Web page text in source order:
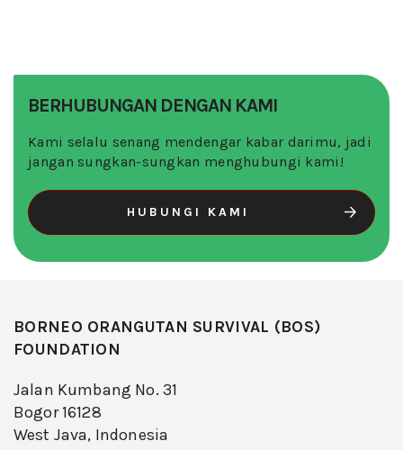
BERHUBUNGAN DENGAN KAMI
Kami selalu senang mendengar kabar darimu, jadi
jangan sungkan-sungkan menghubungi kami!
HUBUNGI KAMI
BORNEO ORANGUTAN SURVIVAL (BOS)
FOUNDATION
Jalan Kumbang No. 31
Bogor 16128
West Java, Indonesia